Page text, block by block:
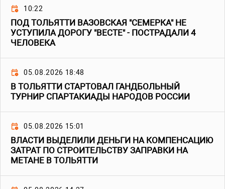
10:22
ПОД ТОЛЬЯТТИ ВАЗОВСКАЯ "СЕМЕРКА" НЕ
УСТУПИЛА ДОРОГУ "ВЕСТЕ" - ПОСТРАДАЛИ 4
ЧЕЛОВЕКА
05.08.2026 18:48
В ТОЛЬЯТТИ СТАРТОВАЛ ГАНДБОЛЬНЫЙ
ТУРНИР СПАРТАКИАДЫ НАРОДОВ РОССИИ
05.08.2026 15:01
ВЛАСТИ ВЫДЕЛИЛИ ДЕНЬГИ НА КОМПЕНСАЦИЮ
ЗАТРАТ ПО СТРОИТЕЛЬСТВУ ЗАПРАВКИ НА
МЕТАНЕ В ТОЛЬЯТТИ